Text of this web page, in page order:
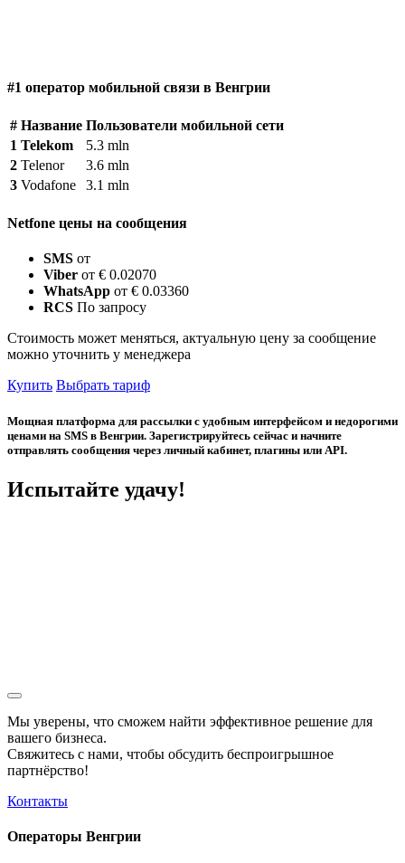
#1 оператор мобильной связи в Венгрии
# Название Пользователи мобильной сети
1 Telekom
5.3 mln
2 Telenor
3.6 mln
3 Vodafone 3.1 mln
Netfone цены на сообщения
SMS от
Viber от € 0.02070
WhatsApp от € 0.03360
RCS По запросу
Стоимость может меняться, актуальную цену за сообщение
можно уточнить у менеджера
Купить Выбрать тариф
Мощная платформа для рассылки с удобным интерфейсом и недорогими
ценами на SMS в Венгрии. Зарегистрируйтесь сейчас и начните
отправлять сообщения через личный кабинет, плагины или API.
Испытайте удачу!
Мы уверены, что сможем найти эффективное решение для
вашего бизнеса.
Свяжитесь с нами, чтобы обсудить беспроигрышное
партнёрство!
Контакты
Операторы Венгрии